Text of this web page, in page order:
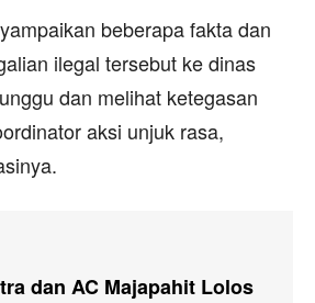
beberapa fakta dan
ilegal tersebut ke dinas
dan melihat ketegasan
aksi unjuk rasa,
dan AC Majapahit Lolos